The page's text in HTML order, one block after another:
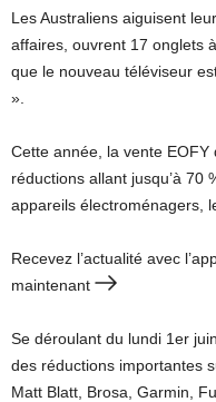
Les Australiens aiguisent
affaires, ouvrent 17 onglets
que le nouveau téléviseur
».
Cette année, la vente
réductions allant jusqu’à 70
appareils électroménagers,
Recevez l’actualité avec
maintenant
Se déroulant du lundi 1er
des réductions importantes
Matt Blatt, Brosa, Garmin,